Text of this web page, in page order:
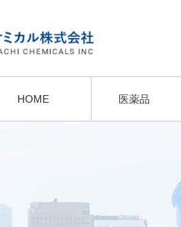
HOME 医薬品